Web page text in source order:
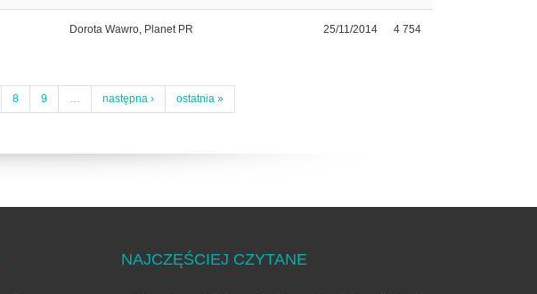
Dorota Wawro, Planet PR 25/11/2014 4 754
8 9 … następna › ostatnia »
NAJCZĘŚCIEJ CZYTANE